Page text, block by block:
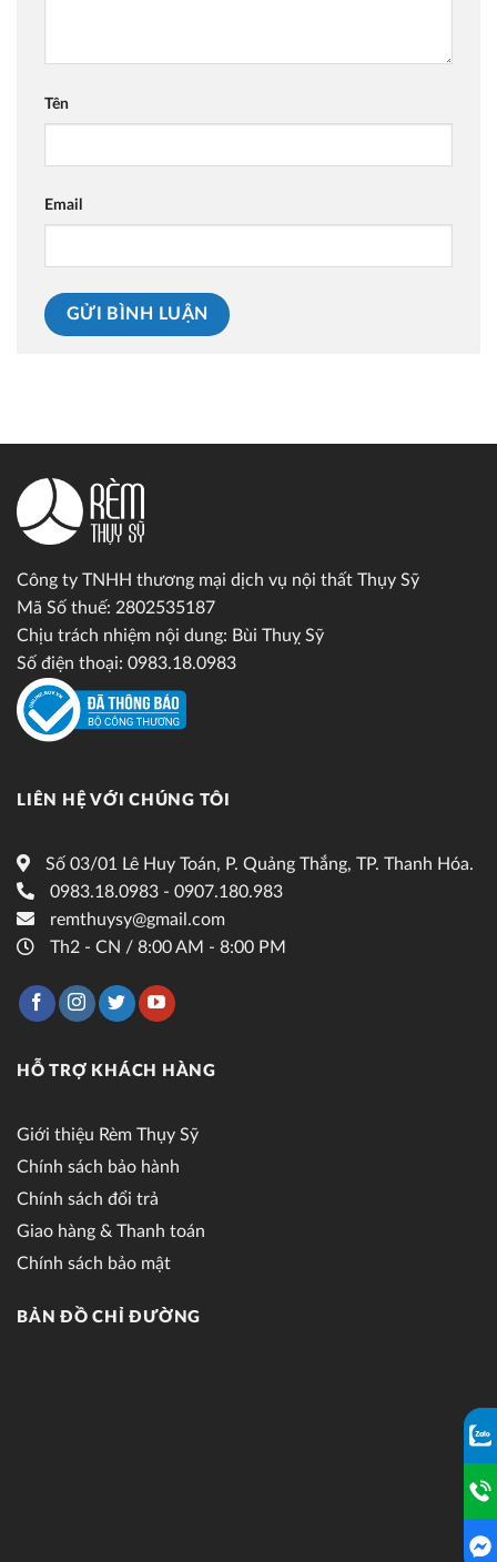
Tên
Email
Công ty TNHH thương mại dịch vụ nội thất Thụy Sỹ
Mã Số thuế: 2802535187
Chịu trách nhiệm nội dung: Bùi Thuỵ Sỹ
Số điện thoại: 0983.18.0983
LIÊN HỆ VỚI CHÚNG TÔI
Số 03/01 Lê Huy Toán, P. Quảng Thắng, TP. Thanh Hóa.
0983.18.0983 - 0907.180.983
remthuysy@gmail.com
Th2 - CN / 8:00 AM - 8:00 PM
HỖ TRỢ KHÁCH HÀNG
Giới thiệu Rèm Thụy Sỹ
Chính sách bảo hành
Chính sách đổi trả
Giao hàng & Thanh toán
Chính sách bảo mật
BẢN ĐỒ CHỈ ĐƯỜNG